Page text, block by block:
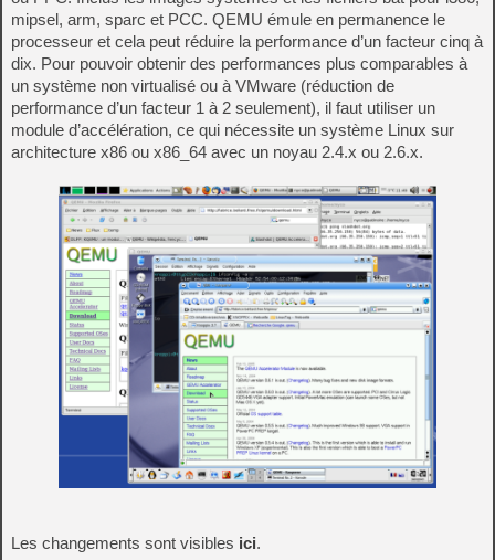
mipsel, arm, sparc et PCC. QEMU émule en permanence le
processeur et cela peut réduire la performance d’un facteur cinq à
dix. Pour pouvoir obtenir des performances plus comparables à
un système non virtualisé ou à VMware (réduction de
performance d’un facteur 1 à 2 seulement), il faut utiliser un
module d’accélération, ce qui nécessite un système Linux sur
architecture x86 ou x86_64 avec un noyau 2.4.x ou 2.6.x.
Les changements sont visibles ici.